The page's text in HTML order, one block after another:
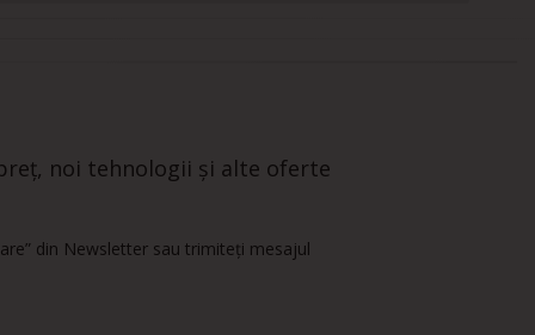
noi tehnologii și alte oferte
din Newsletter sau trimiteți mesajul